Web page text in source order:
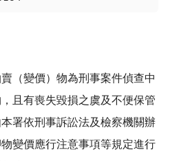
（變價）物為刑事案件偵查中
且有喪失毀損之虞及不便保管
署依刑事訴訟法及檢察機關辦
變價應行注意事項等規定進行